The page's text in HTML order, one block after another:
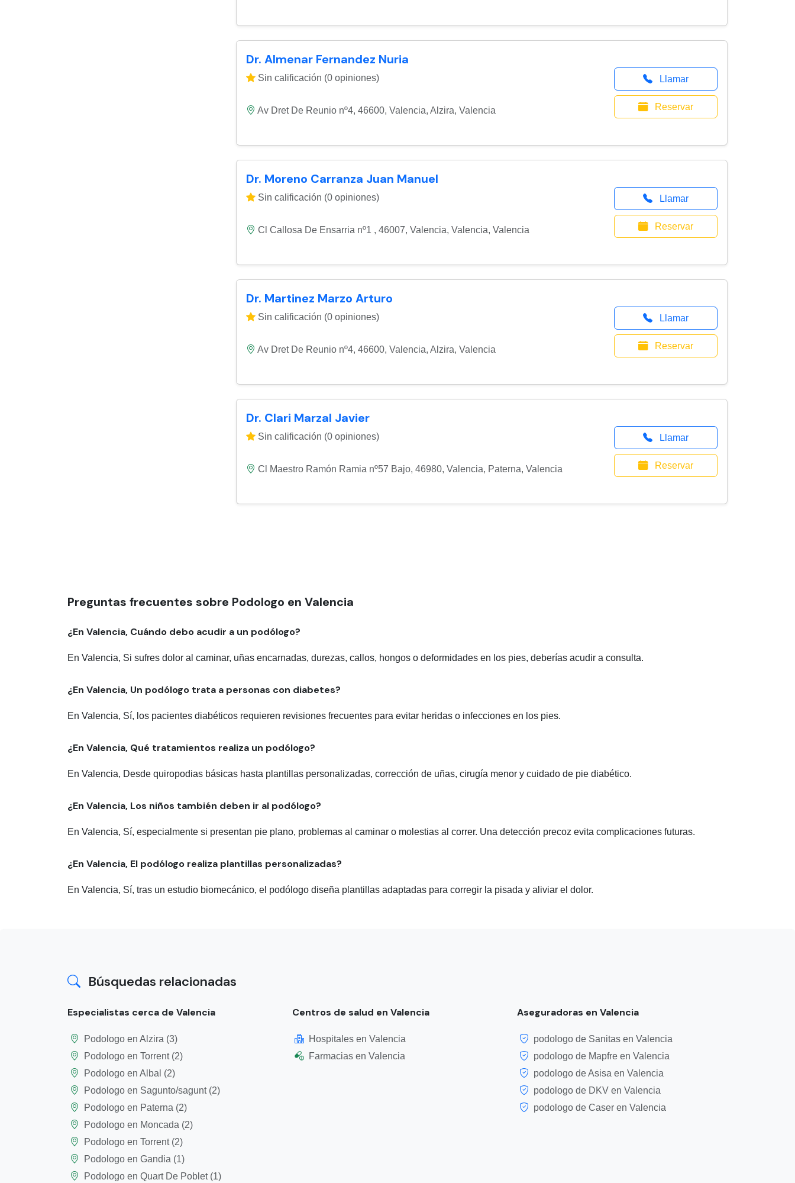
Dr. Almenar Fernandez Nuria
Sin calificación (0 opiniones)
Av Dret De Reunio nº4, 46600, Valencia, Alzira, Valencia
Llamar
Reservar
Dr. Moreno Carranza Juan Manuel
Sin calificación (0 opiniones)
Cl Callosa De Ensarria nº1 , 46007, Valencia, Valencia, Valencia
Llamar
Reservar
Dr. Martinez Marzo Arturo
Sin calificación (0 opiniones)
Av Dret De Reunio nº4, 46600, Valencia, Alzira, Valencia
Llamar
Reservar
Dr. Clari Marzal Javier
Sin calificación (0 opiniones)
Cl Maestro Ramón Ramia nº57 Bajo, 46980, Valencia, Paterna, Valencia
Llamar
Reservar
Preguntas frecuentes sobre Podologo en Valencia
¿En Valencia, Cuándo debo acudir a un podólogo?
En Valencia, Si sufres dolor al caminar, uñas encarnadas, durezas, callos, hongos o deformidades en los pies, deberías acudir a consulta.
¿En Valencia, Un podólogo trata a personas con diabetes?
En Valencia, Sí, los pacientes diabéticos requieren revisiones frecuentes para evitar heridas o infecciones en los pies.
¿En Valencia, Qué tratamientos realiza un podólogo?
En Valencia, Desde quiropodias básicas hasta plantillas personalizadas, corrección de uñas, cirugía menor y cuidado de pie diabético.
¿En Valencia, Los niños también deben ir al podólogo?
En Valencia, Sí, especialmente si presentan pie plano, problemas al caminar o molestias al correr. Una detección precoz evita complicaciones futuras.
¿En Valencia, El podólogo realiza plantillas personalizadas?
En Valencia, Sí, tras un estudio biomecánico, el podólogo diseña plantillas adaptadas para corregir la pisada y aliviar el dolor.
Búsquedas relacionadas
Especialistas cerca de Valencia
Podologo en Alzira (3)
Podologo en Torrent (2)
Podologo en Albal (2)
Podologo en Sagunto/sagunt (2)
Podologo en Paterna (2)
Podologo en Moncada (2)
Podologo en Torrent (2)
Podologo en Gandia (1)
Podologo en Quart De Poblet (1)
Centros de salud en Valencia
Hospitales en Valencia
Farmacias en Valencia
Aseguradoras en Valencia
podologo de Sanitas en Valencia
podologo de Mapfre en Valencia
podologo de Asisa en Valencia
podologo de DKV en Valencia
podologo de Caser en Valencia